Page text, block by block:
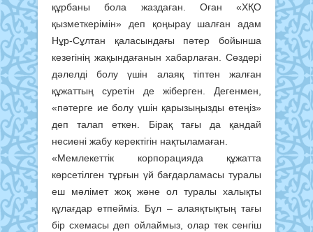
құрбаны бола жаздаған. Оған «ХҚО
қызметкерімін» деп қоңырау шалған адам
Нұр-Сұлтан қаласындағы пәтер бойынша
кезегінің жақындағанын хабарлаған. Сөздері
дәлелді болу үшін алаяқ тіптен жалған
құжаттың суретін де жіберген. Дегенмен,
«пәтерге ие болу үшін қарызыңызды өтеңіз»
деп талап еткен. Бірақ тағы да қандай
несиені жабу керектігін нақтыламаған.
«Мемлекеттік корпорацияда құжатта
көрсетілген тұрғын үй бағдарламасы туралы
еш мәлімет жоқ және ол туралы халықты
құлағдар етпейміз. Бұл – алаяқтықтың тағы
бір схемасы деп ойлаймыз, олар тек сенгіш